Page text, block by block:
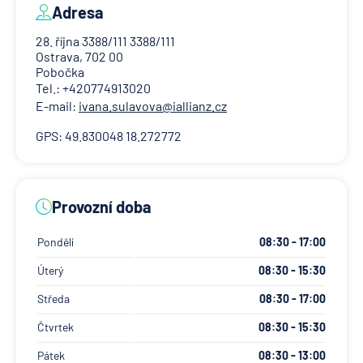
Adresa
28. října 3388/111 3388/111
Ostrava, 702 00
Pobočka
Tel.: +420774913020
E-mail: ivana.sulavova@iallianz.cz
GPS: 49.830048 18.272772
Provozní doba
Pondělí 08:30 - 17:00
Úterý 08:30 - 15:30
Středa 08:30 - 17:00
Čtvrtek 08:30 - 15:30
Pátek 08:30 - 13:00